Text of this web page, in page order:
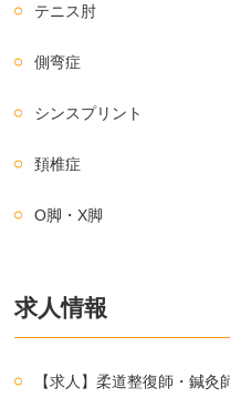
テニス肘
側弯症
シンスプリント
頚椎症
O脚・X脚
求人情報
【求人】柔道整復師・鍼灸